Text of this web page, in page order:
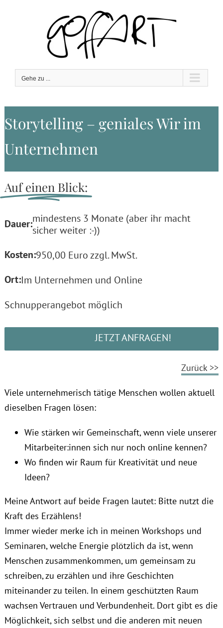
Gehe zu ...
Storytelling – geniales Wir im
Unternehmen
Auf einen Blick:
Dauer:mindestens 3 Monate (aber ihr macht
sicher weiter :-))
Kosten:950,00 Euro zzgl. MwSt.
Ort:Im Unternehmen und Online
Schnupperangebot möglich
JETZT ANFRAGEN!
Zurück >>
Viele unternehmerisch tätige Menschen wollen aktuell
dieselben Fragen lösen:
Wie stärken wir Gemeinschaft, wenn viele unserer
Mitarbeiter:innen sich nur noch online kennen?
Wo finden wir Raum für Kreativität und neue
Ideen?
Meine Antwort auf beide Fragen lautet: Bitte nutzt die
Kraft des Erzählens!
Immer wieder merke ich in meinen Workshops und
Seminaren, welche Energie plötzlich da ist, wenn
Menschen zusammenkommen, um gemeinsam zu
schreiben, zu erzählen und ihre Geschichten
miteinander zu teilen. In einem geschützten Raum
wachsen Vertrauen und Verbundenheit. Dort gibt es die
Möglichkeit, sich selbst und die anderen mit neuen